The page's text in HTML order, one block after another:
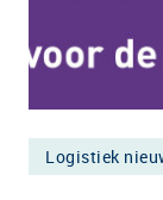
Logistiek